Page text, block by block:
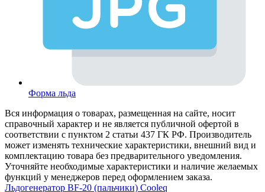
Форма льда
Вся информация о товарах, размещенная на сайте, носит
справочный характер и не является публичной офертой в
соответствии с пунктом 2 статьи 437 ГК РФ. Производитель
может изменять технические характеристики, внешний вид и
комплектацию товара без предварительного уведомления.
Уточняйте необходимые характеристики и наличие желаемых
функций у менеджеров перед оформлением заказа.
Льдогенератор BF-20 (пальчики) Cooleq